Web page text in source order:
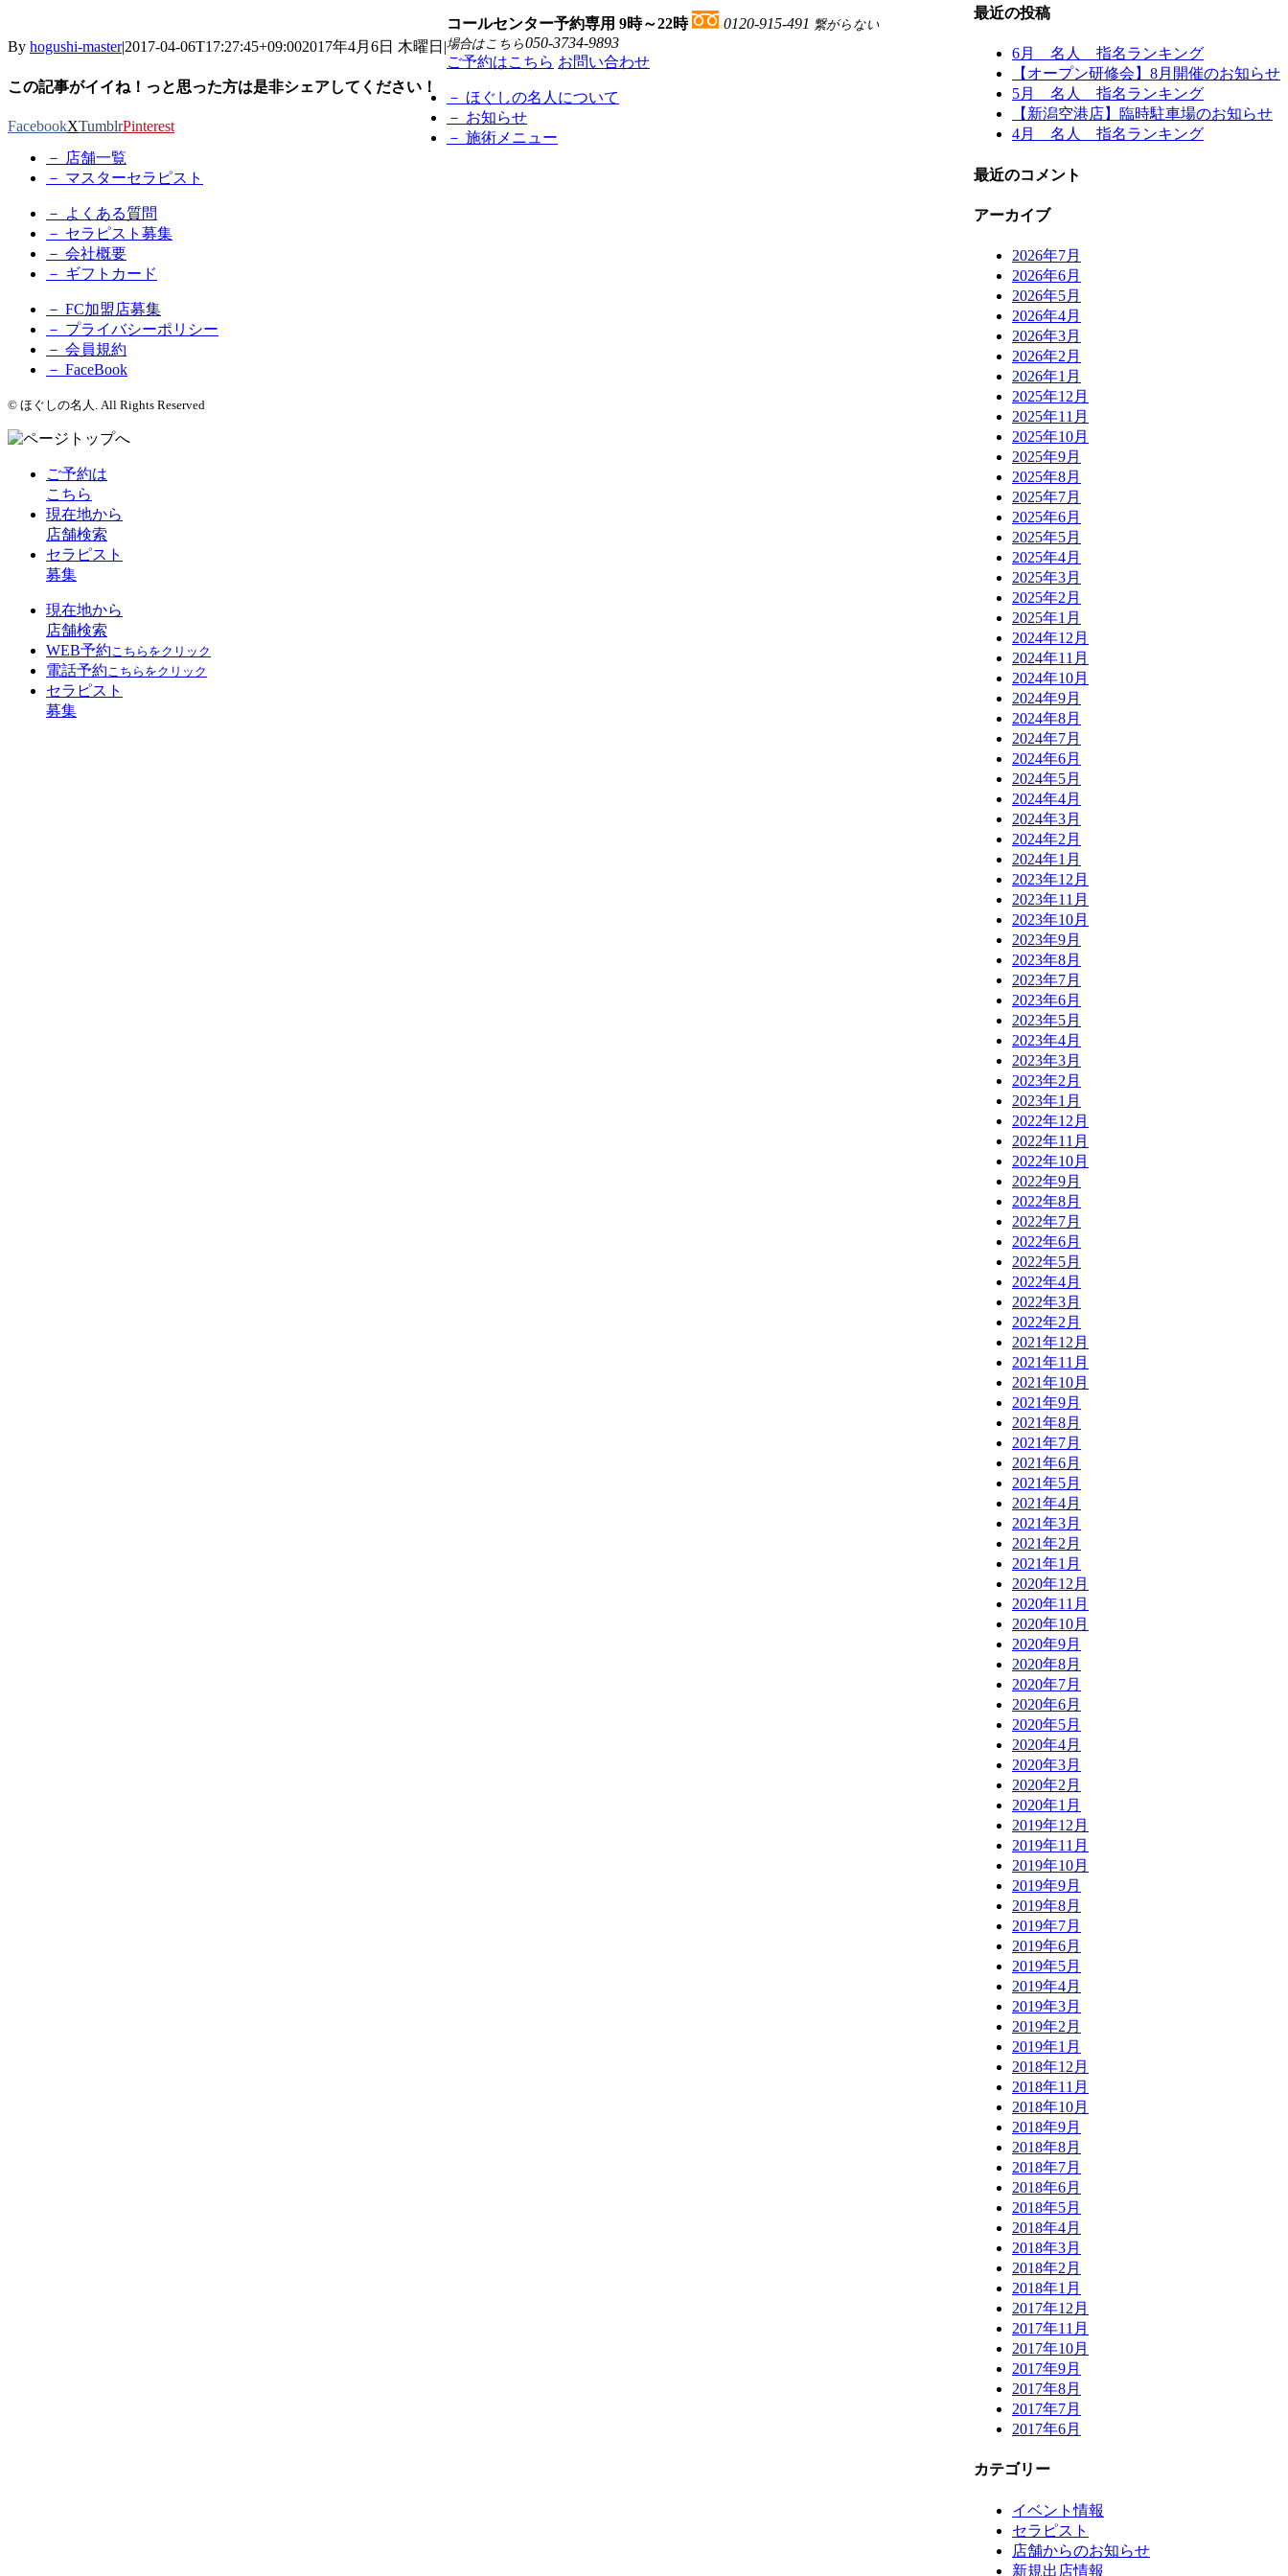
By hogushi-master|2017-04-06T17:27:45+09:002017年4月6日 木曜日 |
この記事がイイね！っと思った方は是非シェアしてください！
FacebookXTumblrPinterest
最近の投稿
6月 名人 指名ランキング
【オープン研修会】8月開催のお知らせ
5月 名人 指名ランキング
【新潟空港店】臨時駐車場のお知らせ
4月 名人 指名ランキング
最近のコメント
アーカイブ
2026年7月
2026年6月
2026年5月
2026年4月
2026年3月
2026年2月
2026年1月
2025年12月
2025年11月
2025年10月
2025年9月
2025年8月
2025年7月
2025年6月
2025年5月
2025年4月
2025年3月
2025年2月
2025年1月
2024年12月
2024年11月
2024年10月
2024年9月
2024年8月
2024年7月
2024年6月
2024年5月
2024年4月
2024年3月
2024年2月
2024年1月
2023年12月
2023年11月
2023年10月
2023年9月
2023年8月
2023年7月
2023年6月
2023年5月
2023年4月
2023年3月
2023年2月
2023年1月
2022年12月
2022年11月
2022年10月
2022年9月
2022年8月
2022年7月
2022年6月
2022年5月
2022年4月
2022年3月
2022年2月
2021年12月
2021年11月
2021年10月
2021年9月
2021年8月
2021年7月
2021年6月
2021年5月
2021年4月
2021年3月
2021年2月
2021年1月
2020年12月
2020年11月
2020年10月
2020年9月
2020年8月
2020年7月
2020年6月
2020年5月
2020年4月
2020年3月
2020年2月
2020年1月
2019年12月
2019年11月
2019年10月
2019年9月
2019年8月
2019年7月
2019年6月
2019年5月
2019年4月
2019年3月
2019年2月
2019年1月
2018年12月
2018年11月
2018年10月
2018年9月
2018年8月
2018年7月
2018年6月
2018年5月
2018年4月
2018年3月
2018年2月
2018年1月
2017年12月
2017年11月
2017年10月
2017年9月
2017年8月
2017年7月
2017年6月
カテゴリー
イベント情報
セラピスト
店舗からのお知らせ
新規出店情報
コールセンター予約専用 9時～22時 0120-915-491 繋がらない
場合はこちら050-3734-9893
ご予約はこちら お問い合わせ
－ ほぐしの名人について
－ お知らせ
－ 施術メニュー
－ 店舗一覧
－ マスターセラピスト
－ よくある質問
－ セラピスト募集
－ 会社概要
－ ギフトカード
－ FC加盟店募集
－ プライバシーポリシー
－ 会員規約
－ FaceBook
© ほぐしの名人. All Rights Reserved
ご予約は
こちら
現在地から
店舗検索
セラピスト
募集
現在地から
店舗検索
WEB予約 こちらをクリック
電話予約 こちらをクリック
セラピスト
募集